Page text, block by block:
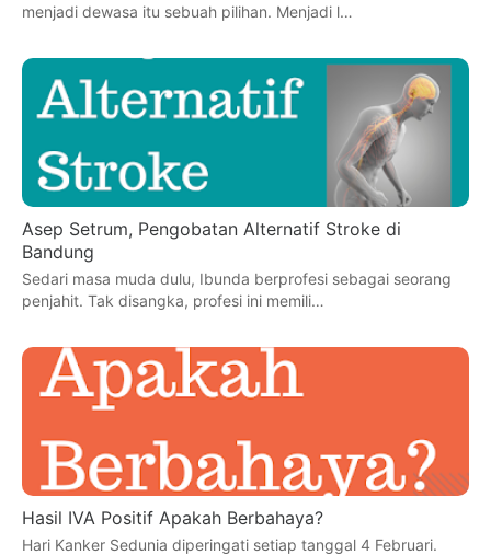
menjadi dewasa itu sebuah pilihan. Menjadi l…
Asep Setrum, Pengobatan Alternatif Stroke di
Bandung
Sedari masa muda dulu, Ibunda berprofesi sebagai seorang
penjahit. Tak disangka, profesi ini memili…
Hasil IVA Positif Apakah Berbahaya?
Hari Kanker Sedunia diperingati setiap tanggal 4 Februari.